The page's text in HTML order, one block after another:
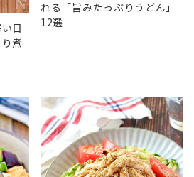
日
煮
れる「旨みたっぷりうどん」
12選